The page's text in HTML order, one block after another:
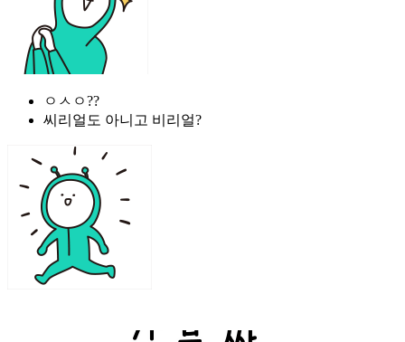
ㅇㅅㅇ??
씨리얼도 아니고 비리얼?